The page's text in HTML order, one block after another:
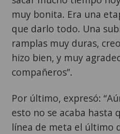
muy bonita. Era una
que darlo todo. Una
ramplas muy duras,
hizo bien, y muy
compañeros”.
Por último, expresó:
esto no se acaba hasta
línea de meta el último